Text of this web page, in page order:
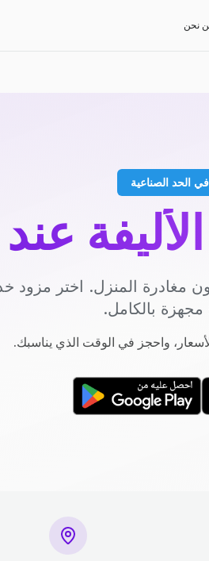
نحن
الحد الصناعية
مغادرة المنزل. اختر مزود
مجهزة بالكامل.
واحجز في الوقت الذي يناسبك.